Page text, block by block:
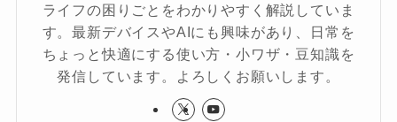
ライフの困りごとをわかりやすく解説していま
す。最新デバイスやAIにも興味があり、日常を
ちょっと快適にする使い方・小ワザ・豆知識を
発信しています。よろしくお願いします。